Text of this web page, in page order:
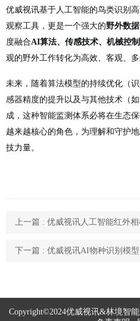
优威视讯基于人工智能的鸟类识别
观察工具，更是一个强大的野外数
度融合AI算法、传感技术、机械控
观的野外工作转化为高效、客观、多
未来，随着算法模型的持续优化（
感器精度的提升以及与其他技术（
成，这种智能监测体系必将在生态
越来越核心的角色，为理解和守护
技力量。
Copyright©2024优威视讯&林境智